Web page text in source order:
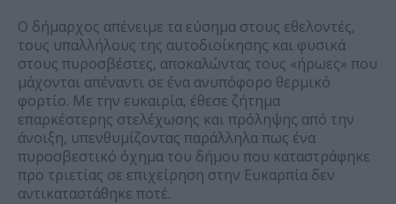
Ο δήμαρχος απένειμε τα εύσημα στους εθελοντές,
τους υπαλλήλους της αυτοδιοίκησης και φυσικά
στους πυροσβέστες, αποκαλώντας τους «ήρωες» που
μάχονται απέναντι σε ένα ανυπόφορο θερμικό
φορτίο. Με την ευκαιρία, έθεσε ζήτημα
επαρκέστερης στελέχωσης και πρόληψης από την
άνοιξη, υπενθυμίζοντας παράλληλα πως ένα
πυροσβεστικό όχημα του δήμου που καταστράφηκε
προ τριετίας σε επιχείρηση στην Ευκαρπία δεν
αντικαταστάθηκε ποτέ.